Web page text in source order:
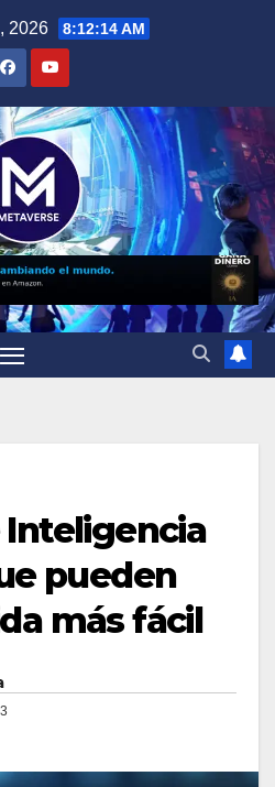
2026 8:12:15 AM
Inteligencia
pueden
más fácil